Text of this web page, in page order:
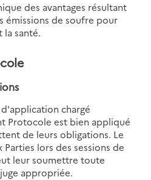
des avantages résultant
émissions de soufre pour
santé.
chargé
Protocole est bien appliqué
de leurs obligations. Le
lors des sessions de
leur soumettre toute
appropriée.